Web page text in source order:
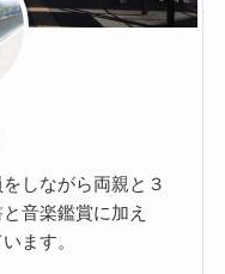
しながら両親と３
音楽鑑賞に加え
ます。